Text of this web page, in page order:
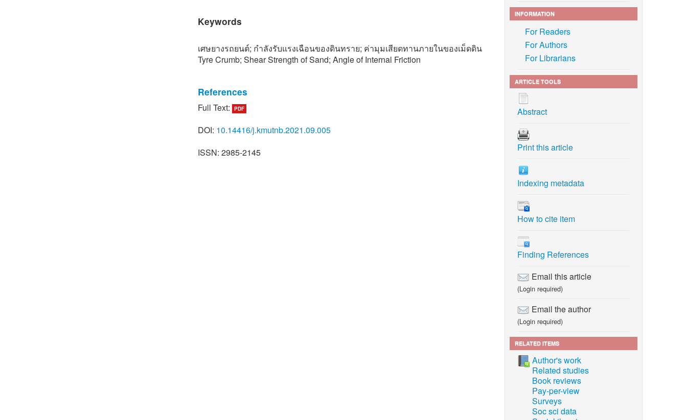
Keywords
เศษยางรถยนต์; กำลังรับแรงเฉือนของดินทราย; ค่ามุมเสียดทานภายในของเม็ดดิน
Tyre Crumb; Shear Strength of Sand; Angle of Internal Friction
References
[1] The Office of Industrial Economics (2020, Dec.). Industrial statistic (e-
2019) [Online] (in Thai). Available:https://
Full Text: PDF
DOI: 10.14416/j.kmutnb.2021.09.005
ISSN: 2985-2145
INFORMATION
For Readers
For Authors
For Librarians
ARTICLE TOOLS
Abstract
Print this article
Indexing metadata
How to cite item
Finding References
Email this article
(Login required)
Email the author
(Login required)
RELATED ITEMS
Author's work
Related studies
Book reviews
Pay-per-view
Surveys
Soc sci data